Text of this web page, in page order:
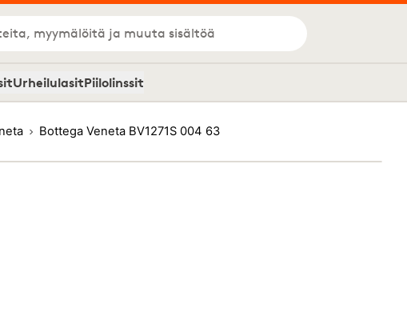
myymälöitä ja muuta sisältöä
UrheilulasitPiilolinssit
Bottega Veneta BV1271S 004 63